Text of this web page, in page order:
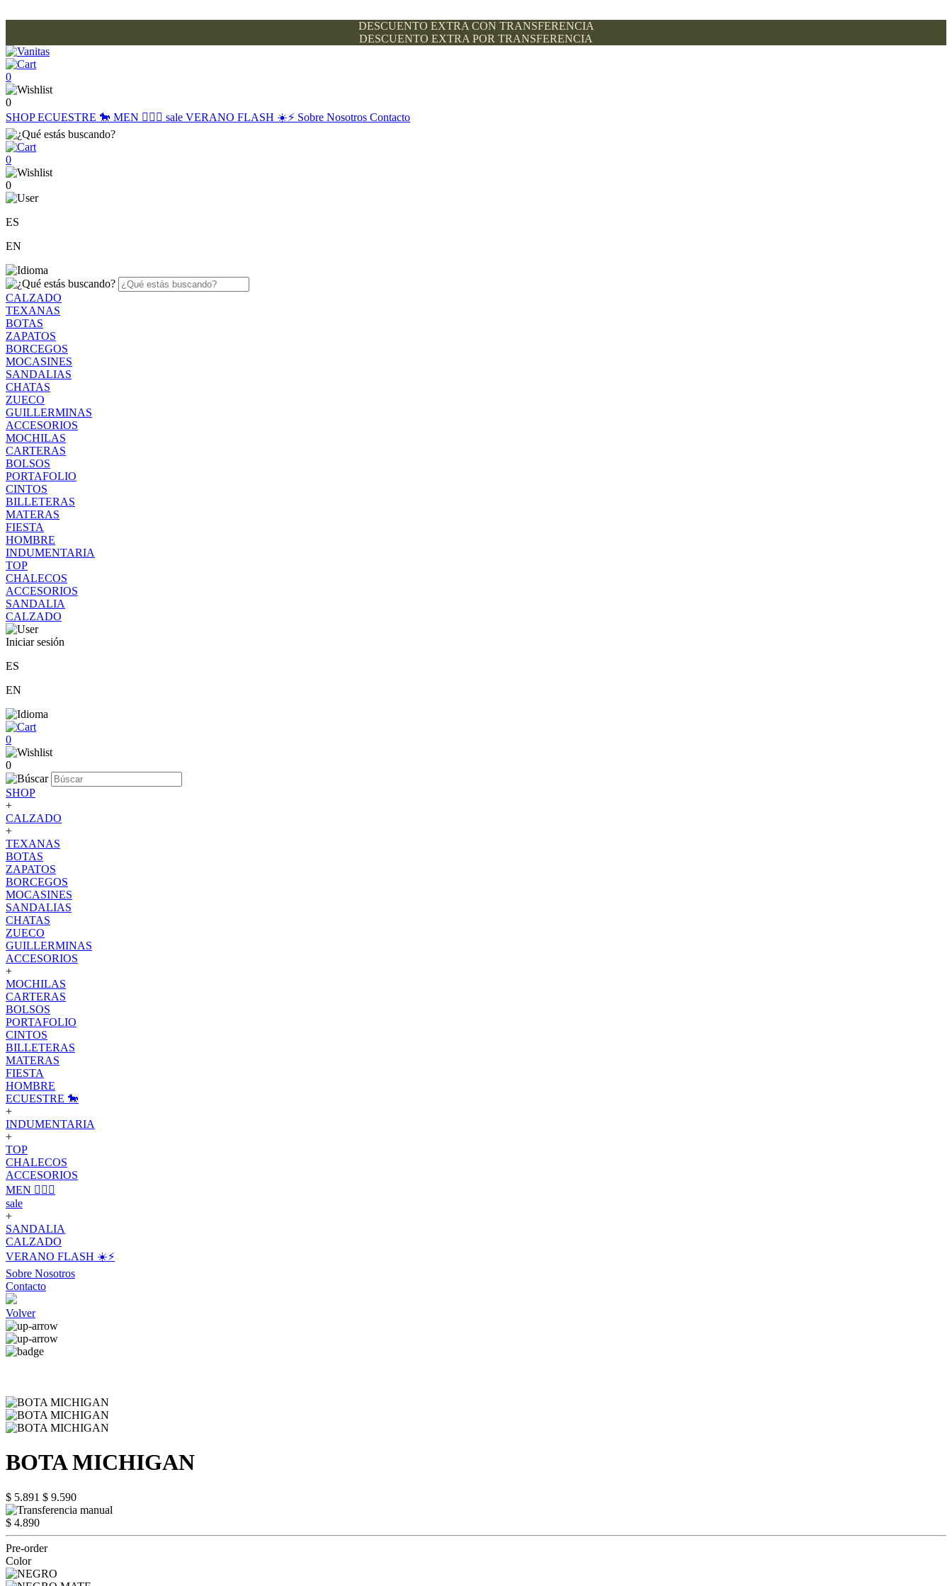
DESCUENTO EXTRA CON TRANSFERENCIA
DESCUENTO EXTRA POR TRANSFERENCIA
0
0
SHOPECUESTRE 🐎 MEN 🙋🏽‍♂️ sale VERANO FLASH ☀️⚡️ Sobre Nosotros Contacto
0
0
ES
EN
CALZADO
TEXANAS
BOTAS
ZAPATOS
BORCEGOS
MOCASINES
SANDALIAS
CHATAS
ZUECO
GUILLERMINAS
ACCESORIOS
MOCHILAS
CARTERAS
BOLSOS
PORTAFOLIO
CINTOS
BILLETERAS
MATERAS
FIESTA
HOMBRE
INDUMENTARIA
TOP
CHALECOS
ACCESORIOS
SANDALIA
CALZADO
Iniciar sesión
ES
EN
0
0
SHOP
+
CALZADO
+
TEXANAS
BOTAS
ZAPATOS
BORCEGOS
MOCASINES
SANDALIAS
CHATAS
ZUECO
GUILLERMINAS
ACCESORIOS
+
MOCHILAS
CARTERAS
BOLSOS
PORTAFOLIO
CINTOS
BILLETERAS
MATERAS
FIESTA
HOMBRE
ECUESTRE 🐎
+
INDUMENTARIA
+
TOP
CHALECOS
ACCESORIOS
MEN 🙋🏽‍♂️
sale
+
SANDALIA
CALZADO
VERANO FLASH ☀️⚡️
Sobre Nosotros
Contacto
Volver
BOTA MICHIGAN
$ 5.891 $ 9.590
$ 4.890
Pre-order
Color